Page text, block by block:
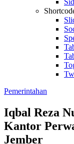
Pemerintahan
Iqbal Reza
Kantor
Jember